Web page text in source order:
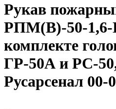
Рукав
РПМ(В)-50-
комплекте
ГР-50А и РС-
Русарсенал 00-